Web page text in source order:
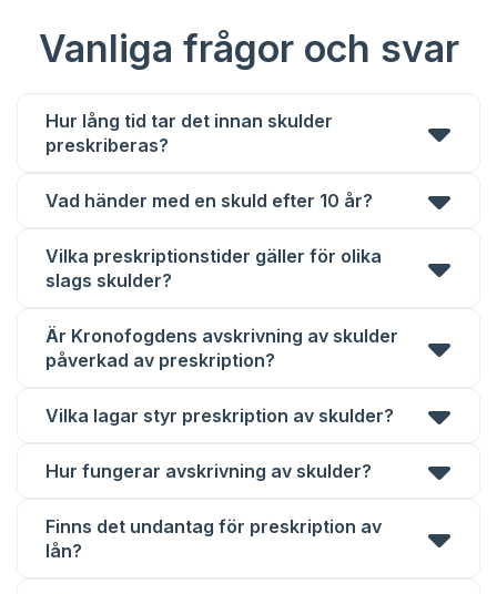
Vanliga frågor och svar
Hur lång tid tar det innan skulder
preskriberas?
Vad händer med en skuld efter 10 år?
Vilka preskriptionstider gäller för olika
slags skulder?
Är Kronofogdens avskrivning av skulder
påverkad av preskription?
Vilka lagar styr preskription av skulder?
Hur fungerar avskrivning av skulder?
Finns det undantag för preskription av
lån?